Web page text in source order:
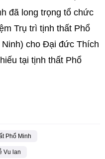
đã long trọng tổ chức
Trụ trì tịnh thất Phổ
cho Đại đức Thích
tại tịnh thất Phổ
Phổ Minh
Vu lan